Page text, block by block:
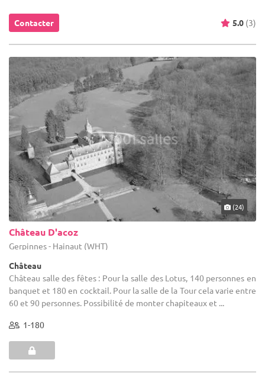
Contacter 5.0 (3)
(24)
Château D'acoz
Gerpinnes - Hainaut (WHT)
Château
Château salle des fêtes : Pour la salle des Lotus, 140 personnes en
banquet et 180 en cocktail. Pour la salle de la Tour cela varie entre
60 et 90 personnes. Possibilité de monter chapiteaux et ...
1-180